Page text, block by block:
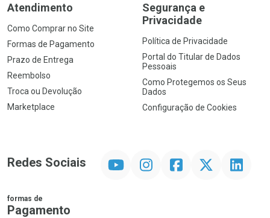
Atendimento
Como Comprar no Site
Formas de Pagamento
Prazo de Entrega
Reembolso
Troca ou Devolução
Marketplace
Segurança e
Privacidade
Política de Privacidade
Portal do Titular de Dados
Pessoais
Como Protegemos os Seus
Dados
Configuração de Cookies
Redes Sociais InstagramFacebook Linkedin
formas de
Pagamento